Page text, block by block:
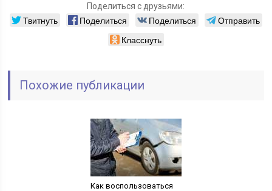
Поделиться с друзьями:
Твитнуть Поделиться Поделиться
Отправить
Класснуть
Похожие публикации
Как воспользоваться